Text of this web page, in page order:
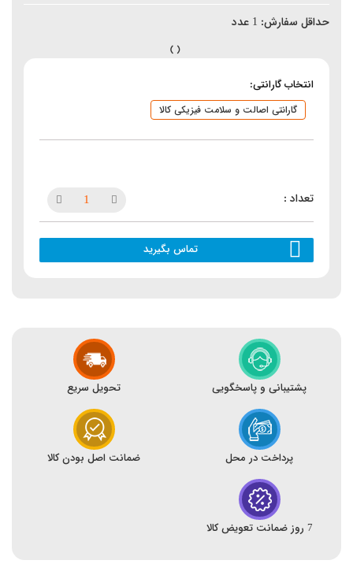
حداقل سفارش: 1 عدد
انتخاب گارانتی:
گارانتی اصالت و سلامت فیزیکی کالا
تماس بگیرید
پشتیبانی و پاسخگویی تحویل سریع
پرداخت در محل ضمانت اصل بودن کالا
7 روز ضمانت تعویض کالا